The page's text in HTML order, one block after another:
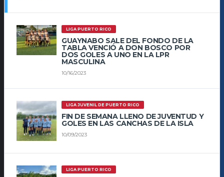
LIGA PUERTO RICO
GUAYNABO SALE DEL FONDO DE LA
TABLA VENCIÓ A DON BOSCO POR
DOS GOLES A UNO EN LA LPR
MASCULINA
10/16/2023
LIGA JUVENIL DE PUERTO RICO
FIN DE SEMANA LLENO DE JUVENTUD Y
GOLES EN LAS CANCHAS DE LA ISLA
10/09/2023
LIGA PUERTO RICO